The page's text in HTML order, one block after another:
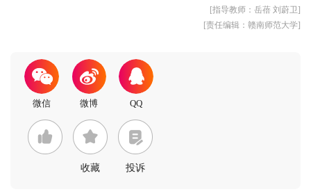
[指导教师：岳蓓 刘蔚卫]
[责任编辑：赣南师范大学]
收藏 投诉